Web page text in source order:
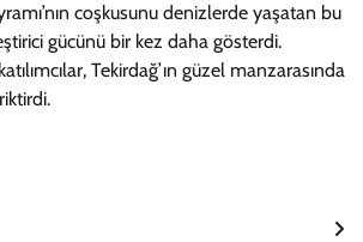
coşkusunu denizlerde yaşatan bu
gücünü bir kez daha gösterdi.
Tekirdağ’ın güzel manzarasında